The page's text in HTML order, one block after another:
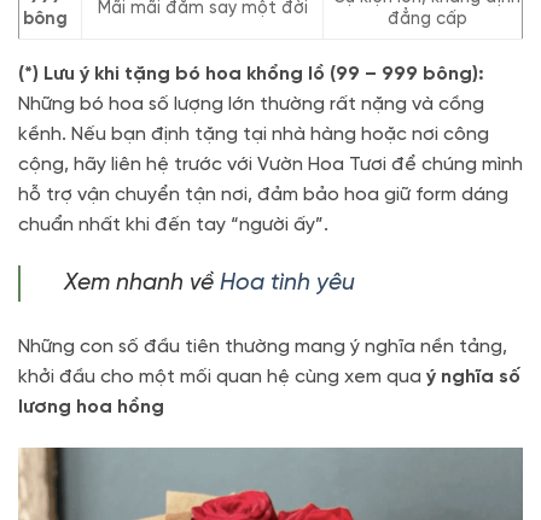
bông
Mãi mãi đắm say một đời
đẳng cấp
(*) Lưu ý khi tặng bó hoa khổng lồ (99 – 999 bông):
Những bó hoa số lượng lớn thường rất nặng và cồng
kềnh. Nếu bạn định tặng tại nhà hàng hoặc nơi công
cộng, hãy liên hệ trước với Vườn Hoa Tươi để chúng mình
hỗ trợ vận chuyển tận nơi, đảm bảo hoa giữ form dáng
chuẩn nhất khi đến tay “người ấy”.
Xem nhanh về Hoa tình yêu
Những con số đầu tiên thường mang ý nghĩa nền tảng,
khởi đầu cho một mối quan hệ cùng xem qua ý nghĩa số
lương hoa hồng